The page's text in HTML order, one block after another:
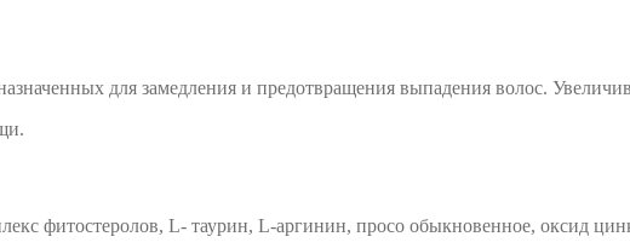
для замедления и предотвращения выпадения волос.
фитостеролов, L- таурин, L-аргинин, просо обыкновенное, оксид